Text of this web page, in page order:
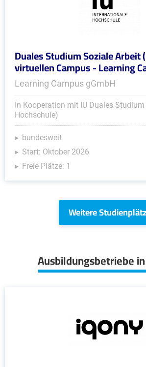
Duales Studium Soziale Arbeit
virtuellen Campus - Learning
Learning Campus gGmbH
In Kooperation mit IU Duales
Hochschule)
bundesweit
Start: Oktober 2026
Freie Plätze: 1
Weitere
Ausbildungsbetriebe